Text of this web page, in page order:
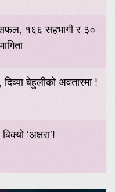
१६६ सहभागी र ३०
बेहुलीको अवतारमा !
‘अक्षरा’!